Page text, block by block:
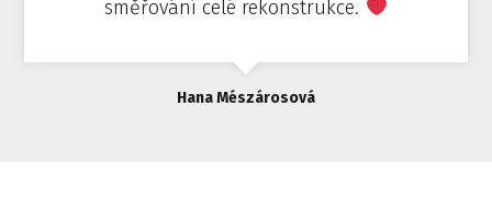
směřování celé rekonstrukce.
Hana Mészárosová